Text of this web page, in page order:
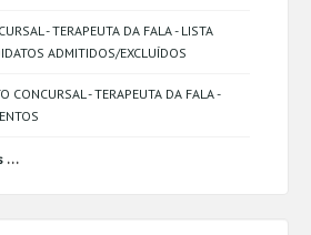
- TERAPEUTA DA FALA - LISTA
ADMITIDOS/EXCLUÍDOS
CONCURSAL - TERAPEUTA DA FALA -
...